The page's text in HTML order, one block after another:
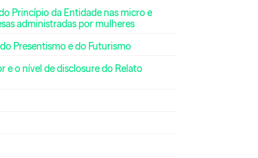
Princípio da Entidade nas micro e
administradas por mulheres
Presentismo e do Futurismo
e o nível de disclosure do Relato